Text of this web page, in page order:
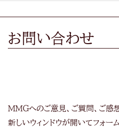
す。 どうぞよろしくお願いしま
す。 ...
​お問い合わせ
MMGへのご意見、ご質問、ご感
新しいウィンドウが開いてフォー